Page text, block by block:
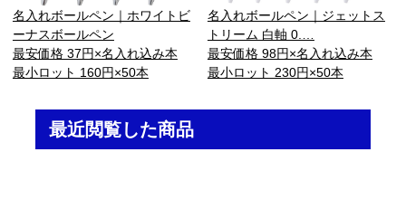
名入れボールペン｜ホワイトビ
ーナスボールペン
最安価格 37円×名入れ込み本
最小ロット 160円×50本
名入れボールペン｜ジェットス
トリーム 白軸 0.…
最安価格 98円×名入れ込み本
最小ロット 230円×50本
最近閲覧した商品